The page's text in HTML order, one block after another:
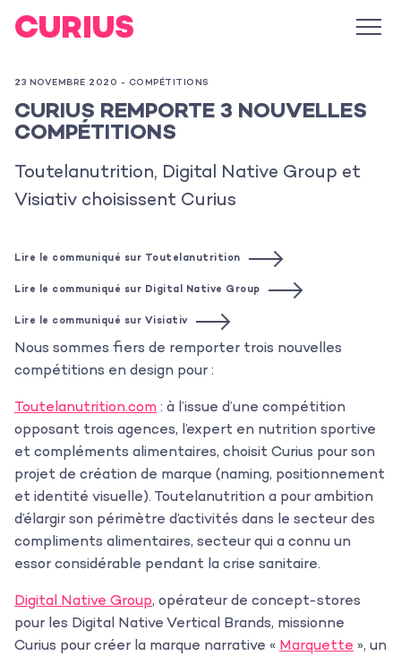
23 NOVEMBRE 2020 - COMPÉTITIONS
CURIUS REMPORTE 3 NOUVELLES
COMPÉTITIONS
Toutelanutrition, Digital Native Group et
Visiativ choisissent Curius
Lire le communiqué sur Toutelanutrition
Lire le communiqué sur Digital Native Group
Lire le communiqué sur Visiativ
Nous sommes fiers de remporter trois nouvelles
compétitions en design pour :
Toutelanutrition.com : à l’issue d’une compétition
opposant trois agences, l’expert en nutrition sportive
et compléments alimentaires, choisit Curius pour son
projet de création de marque (naming, positionnement
et identité visuelle). Toutelanutrition a pour ambition
d’élargir son périmètre d’activités dans le secteur des
compliments alimentaires, secteur qui a connu un
essor considérable pendant la crise sanitaire.
Digital Native Group, opérateur de concept-stores
pour les Digital Native Vertical Brands, missionne
Curius pour créer la marque narrative « Marquette », un